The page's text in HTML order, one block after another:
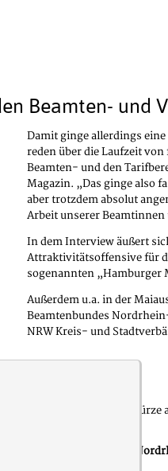
Beamten- und
2019 für
Damit ginge allerdings
reden über die Laufzeit
Beamten- und den
Magazin. „Das ginge also
aber trotzdem absolut
Arbeit unserer Beamtinnen
In dem Interview äußert
Attraktivitätsoffensive für
sogenannten „Hamburger
Außerdem u.a. in der
Beamtenbundes
NRW Kreis- und
Das Magazin wird in